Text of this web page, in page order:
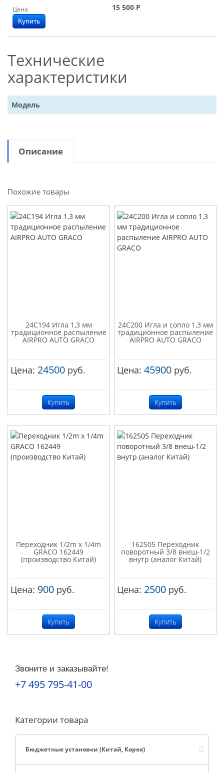
Звоните и заказывайте!
+7 495 795-41-00
Категории товара
Бюджетные установки (Китай, Корея)
Цена 15 500 Р
Технические
характеристики
Модель
Описание
Похожие товары
24C194 Игла 1,3 мм
традиционное распыление
AIRPRO AUTO GRACO
Цена: 24500 руб.
Купить
24C200 Игла и сопло 1,3 мм
традиционное распыление
AIRPRO AUTO GRACO
Цена:45900 руб.
Купить
Переходник 1/2m x 1/4m
GRACO 162449
(производство Китай)
Цена: 900 руб.
Купить
162505 Переходник
поворотный 3/8 внеш-1/2
внутр (аналог Китай)
Цена: 2500 руб.
Купить